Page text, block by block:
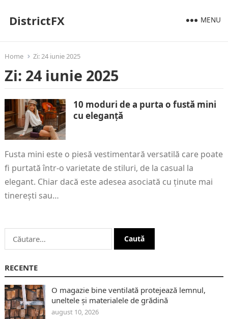
DistrictFX MENU
Home Zi:24 iunie 2025
Zi: 24 iunie 2025
10 moduri de a purta o fustă mini
cu eleganță
Fusta mini este o piesă vestimentară versatilă care poate
fi purtată într-o varietate de stiluri, de la casual la
elegant. Chiar dacă este adesea asociată cu ținute mai
tinerești sau…
Caută
după:
RECENTE
O magazie bine ventilată protejează lemnul,
uneltele și materialele de grădină
august 10, 2026